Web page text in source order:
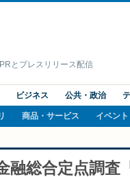
とプレスリリース配信
ビジネス 公共・政治
商品・サービス イベント
融総合定点調